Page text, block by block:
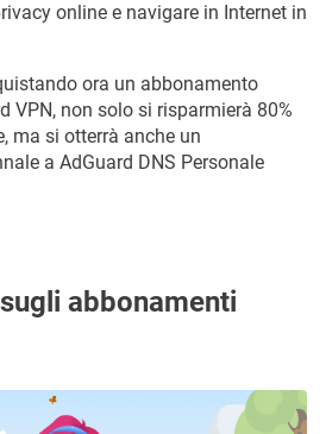
online e navigare in Internet in
ora un abbonamento
VPN, non solo si risparmierà 80%
ma si otterrà anche un
a AdGuard DNS Personale
abbonamenti